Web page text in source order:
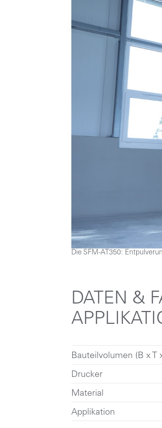
Die SFM-AT350:
DATEN &
Bauteilvolumen (B x T
Drucker
Material
Applikation